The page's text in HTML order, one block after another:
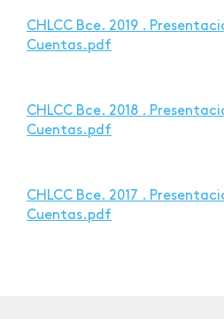
CHLCC Bce. 2019 .
Cuentas.pdf
CHLCC Bce. 2018 .
Cuentas.pdf
CHLCC Bce. 2017 .
Cuentas.pdf